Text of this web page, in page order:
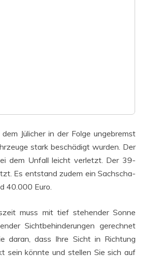
Jüli­cher in der Fol­ge unge­bremst
stark beschä­digt wur­den. Der
dem Unfall leicht ver­letzt. Der 39-
Es ent­stand zudem ein Sach­scha­
40.000 Euro.
muss mit tief ste­hen­der Son­ne
Sicht­be­hin­de­run­gen gerech­net
dar­an, dass Ihre Sicht in Rich­tung
sein könn­te und stel­len Sie sich auf